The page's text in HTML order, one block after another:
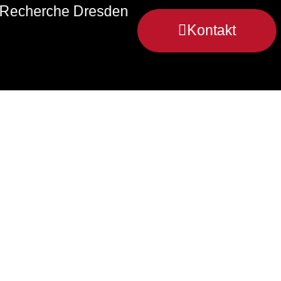
Kontakt
Recherche Dresden